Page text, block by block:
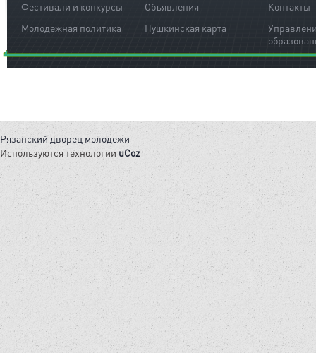
Фестивали и конкурсы
Молодежная политика
Объявления
Пушкинская карта
Контакты
Рязанский дворец молодежи
Используются технологии uCoz